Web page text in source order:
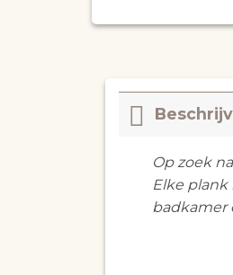
Op zoek
Elke
badkamer